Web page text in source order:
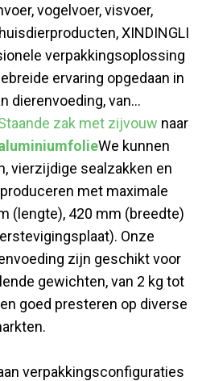
vogelvoer, visvoer,
XINDINGLI
verpakkingsoplossing
ervaring opgedaan in
dierenvoeding, van...
zak met zijvouw naar
We kunnen
vierzijdige sealzakken en
met maximale
(lengte), 420 mm (breedte)
Onze
zijn geschikt voor
gewichten, van 2 kg tot
goed presteren op diverse
verpakkingsconfiguraties